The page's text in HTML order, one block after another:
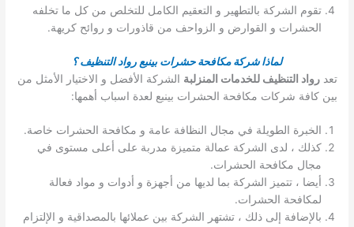
تقوم الشركة بالتطهير و التعقيم الكامل للتخلص من كل ما تخلفه
الحشرات و القوارض و الزواحف من قاذورات و روائح كريهة.
لماذا شركة مكافحة حشرات بينبع رواد التنظيف ؟
تعدرواد التنظيف للخدمات المنزلبة الشركة الأفضل و الاختيار الأمثل من
بين كافة شركات مكافحة الحشرات بينبع لعدة اسباب أهمها:
الخبرة الطويلة في مجال النظافة عامة و مكافحة الحشرات خاصة.
كذلك ، لدى الشركة عمالة متميزة مدربة على أعلى مستوى في
مجال مكافحة الحشرات.
أيضا ، تتميز الشركة بما لديها من أجهزة و أدوات و مواد فعالة
لمكافحة الحشرات.
بالإضافة إلى ذلك ، تشتهر الشركة بين عملائها بالمصداقية و الإلتزام